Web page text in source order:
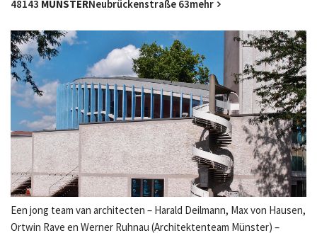
48143 MÜNSTERNeubrückenstraße 63mehr
Een jong team van architecten – Harald Deilmann, Max von Hausen,
Ortwin Rave en Werner Ruhnau (Architektenteam Münster) –